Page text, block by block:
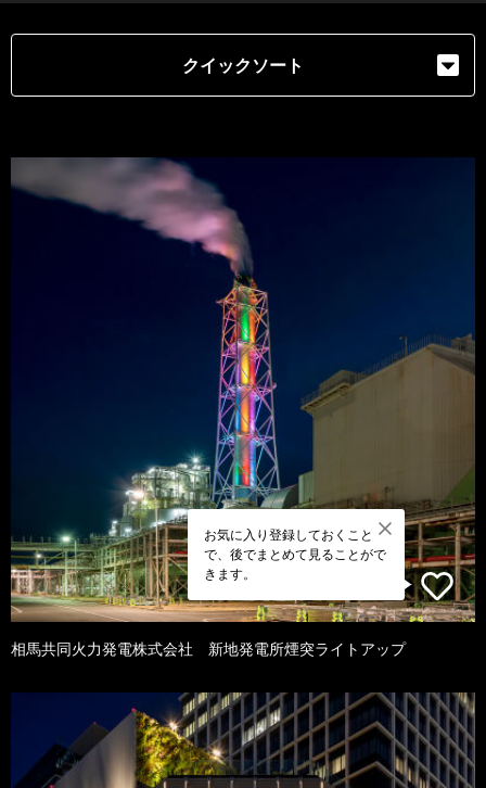
クイックソート
お気に入り登録しておくこと
で、後でまとめて見ることがで
きます。
相馬共同火力発電株式会社 新地発電所煙突ライトアップ